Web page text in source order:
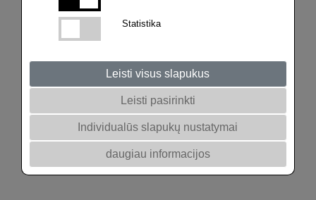
Statistika
Leisti visus slapukus
Leisti pasirinkti
Individualūs slapukų nustatymai
daugiau informacijos
„ISTA Mielke GmbH“ teigia, kad 2023/2024 m.
pasaulinės rapsų rinkos kainų kryptis lems Šiaurės
ankstyvojo derliaus nuėmimo rezultatai rodo skirtingas
rapsų derliaus tendencijas. Rumunijoje derlius
nuimamas puikiai, o Prancūzijoje ir Vokietijoje
rezultatai nuvylė. Šiuo metu tikimasi, kad 2023/24 m.
liepos/birželio mėn. jų rapsų eksportas padidės iki 0,8
mln. t (palyginti su 0,57 mln. t 2022/23 m.), o importas
šį sezoną greičiausiai išliks aukštas – 5,6–5,7 mln. t.